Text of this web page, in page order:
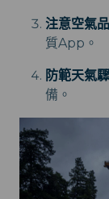
注意空氣
質App。
防範天氣
備。